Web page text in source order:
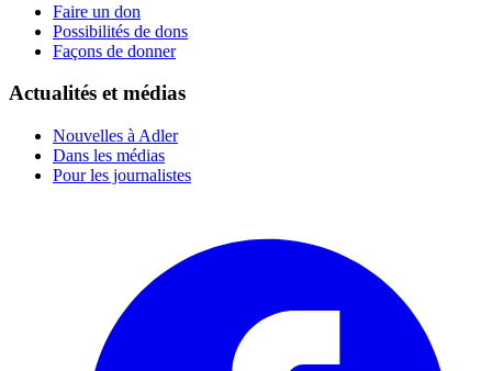
Faire un don
Possibilités de dons
Façons de donner
Actualités et médias
Nouvelles à Adler
Dans les médias
Pour les journalistes